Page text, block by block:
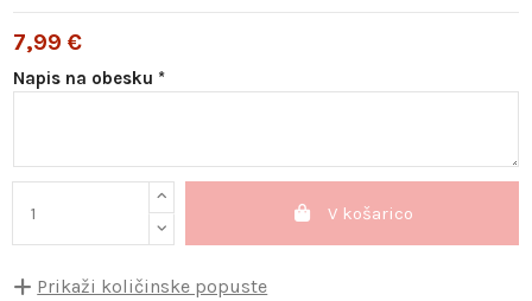
7,99 €
Napis na obesku *
V košarico
Prikaži količinske popuste